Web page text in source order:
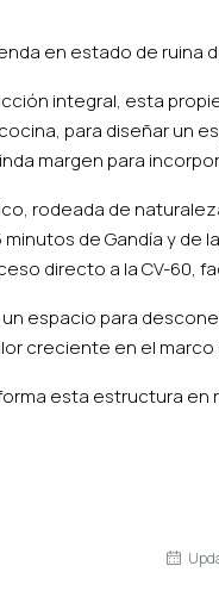
en estado de ruina
integral, esta
para diseñar
margen para
rodeada de
minutos de Gandía y
directo a la CV-60,
espacio para
creciente en el
esta estructura en